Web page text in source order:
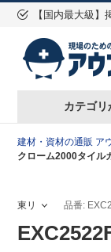
【国内最大級】
カテゴ
建材・資材の通販 ア
クローム2000タイル
東リ 品番: